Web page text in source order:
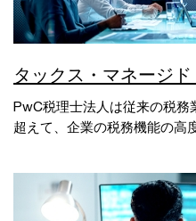
タックス・マネージ
PwC税理士法人は従来の税務
超えて、企業の税務機能の高